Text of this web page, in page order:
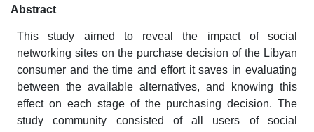
والقيام بعملية الشراء الفعلي، وتقييم مرحلة ما بعد
الشراء، وقد أوصت الدراسة بما يلي: يجب على الشركات
التي تعلن على مواقع التواصل الاجتماعي توفير الكمية
المطلوبة من المعلومات حول خصائص المنتجات التي تعلن
عنها تماشياً مع التغيير المستمر في رغبات المستهلكين،
يجب على الشركات توضيح الأسعار الحقيقية للمنتجات
المعلن عنها على مواقع التواصل الاجتماعي، كما يجب على
Abstract
This study aimed to reveal the impact of social
networking sites on the purchase decision of the Libyan
consumer and the time and effort it saves in evaluating
between the available alternatives, and knowing this
effect on each stage of the purchasing decision. The
study community consisted of all users of social